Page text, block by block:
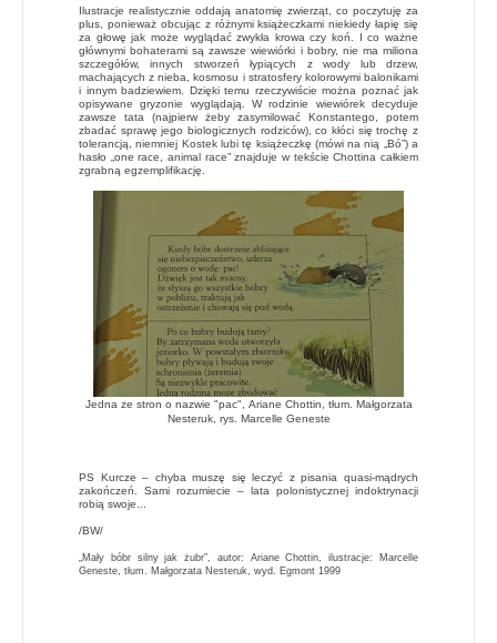
Ilustracje realistycznie oddają anatomię zwierząt, co poczytuję za
plus, ponieważ obcując z różnymi książeczkami niekiedy łapię się
za głowę jak może wyglądać zwykła krowa czy koń. I co ważne
głównymi bohaterami są zawsze wiewiórki i bobry, nie ma miliona
szczegółów, innych stworzeń łypiących z wody lub drzew,
machających z nieba, kosmosu i stratosfery kolorowymi balonikami
i innym badziewiem. Dzięki temu rzeczywiście można poznać jak
opisywane gryzonie wyglądają. W rodzinie wiewiórek decyduje
zawsze tata (najpierw żeby zasymilować Konstantego, potem
zbadać sprawę jego biologicznych rodziców), co kłóci się trochę z
tolerancją, niemniej Kostek lubi tę książeczkę (mówi na nią „Bó”) a
hasło „one race, animal race” znajduje w tekście Chottina całkiem
zgrabną egzemplifikację.
Jedna ze stron o nazwie "pac", Ariane Chottin, tłum. Małgorzata
Nesteruk, rys. Marcelle Geneste
PS Kurcze – chyba muszę się leczyć z pisania quasi-mądrych
zakończeń. Sami rozumiecie – lata polonistycznej indoktrynacji
robią swoje...
/BW/
„Mały bóbr silny jak żubr”, autor: Ariane Chottin, ilustracje: Marcelle
Geneste, tłum. Małgorzata Nesteruk, wyd. Egmont 1999